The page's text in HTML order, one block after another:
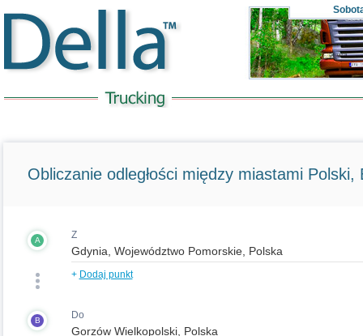
Obliczanie odległości między miastami Polski,
A Z
+ Dodaj punkt
B Do